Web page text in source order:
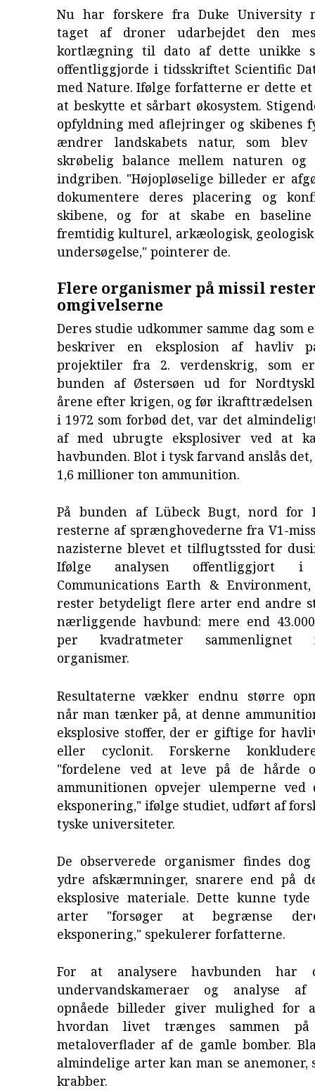
Nu har forskere fra Duke University
taget af droner udarbejdet den
kortlægning til dato af dette unikke
offentliggjorde i tidsskriftet Scientific
med Nature. Ifølge forfatterne er dette
at beskytte et sårbart økosystem.
opfyldning med aflejringer og skibenes
ændrer landskabets natur, som
skrøbelig balance mellem naturen og
indgriben. "Højopløselige billeder er
dokumentere deres placering og
skibene, og for at skabe en
fremtidig kulturel, arkæologisk, geologisk
undersøgelse," pointerer de.
Flere organismer på missil
omgivelserne
Deres studie udkommer samme dag som
beskriver en eksplosion af havliv
projektiler fra 2. verdenskrig, som
bunden af Østersøen ud for
årene efter krigen, og før
i 1972 som forbød det, var det
af med ubrugte eksplosiver ved at
havbunden. Blot i tysk farvand anslås
1,6 millioner ton ammunition.
På bunden af Lübeck Bugt, nord for
resterne af sprænghovederne fra V1-
nazisterne blevet et tilflugtssted for
Ifølge analysen offentliggjort i
Communications Earth &
rester betydeligt flere arter end andre
nærliggende havbund: mere end
per kvadratmeter sammenlignet
organismer.
Resultaterne vækker endnu større
når man tænker på, at denne
eksplosive stoffer, der er giftige for
eller cyclonit. Forskerne
"fordelene ved at leve på de hårde
ammunitionen opvejer ulemperne ved
eksponering," ifølge studiet, udført af
tyske universiteter.
De observerede organismer findes
ydre afskærmninger, snarere end på
eksplosive materiale. Dette kunne
arter "forsøger at begrænse
eksponering," spekulerer forfatterne.
For at analysere havbunden har
undervandskameraer og analyse
opnåede billeder giver mulighed for
hvordan livet trænges sammen
metaloverflader af de gamle bomber.
almindelige arter kan man se anemoner,
krabber.